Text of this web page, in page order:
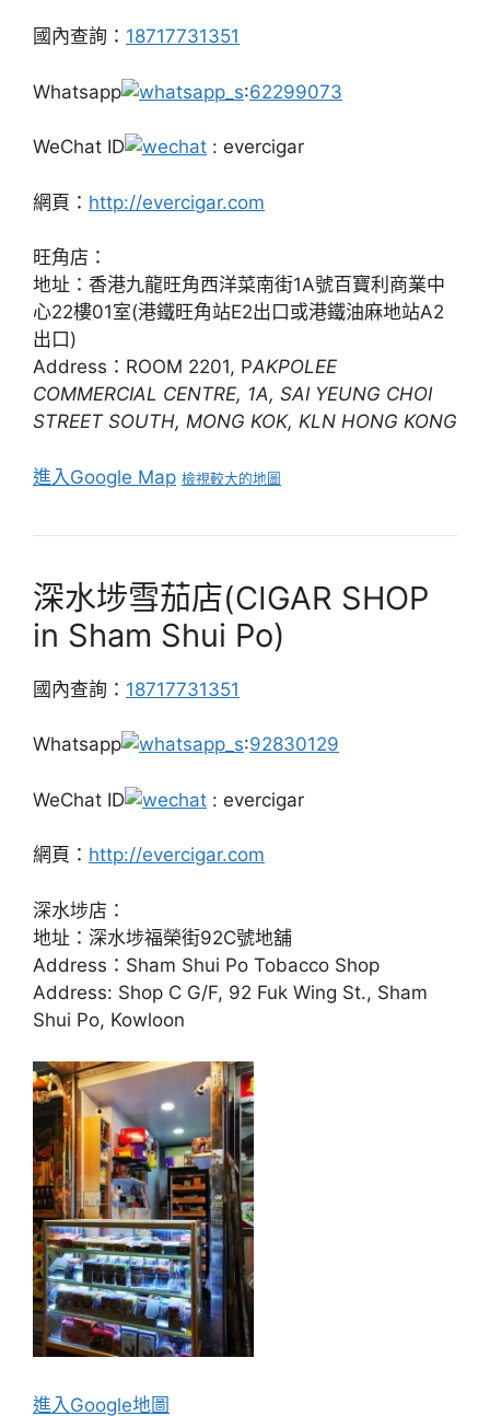
國內查詢： 18717731351
Whatsapp :62299073
WeChat ID : evercigar
網頁： http://evercigar.com
旺角店：
地址：香港九龍旺角西洋菜南街1A號百寶利商業中
心22樓01室(港鐵旺角站E2出口或港鐵油麻地站A2
出口)
Address：ROOM 2201, PAKPOLEE
COMMERCIAL CENTRE, 1A, SAI YEUNG CHOI
STREET SOUTH, MONG KOK, KLN HONG KONG
進入Google Map 檢視較大的地圖
深水埗雪茄店(CIGAR SHOP
in Sham Shui Po)
國內查詢： 18717731351
Whatsapp :92830129
WeChat ID : evercigar
網頁： http://evercigar.com
深水埗店：
地址：深水埗福榮街92C號地舖
Address：Sham Shui Po Tobacco Shop
Address: Shop C G/F, 92 Fuk Wing St., Sham
Shui Po, Kowloon
進入Google地圖